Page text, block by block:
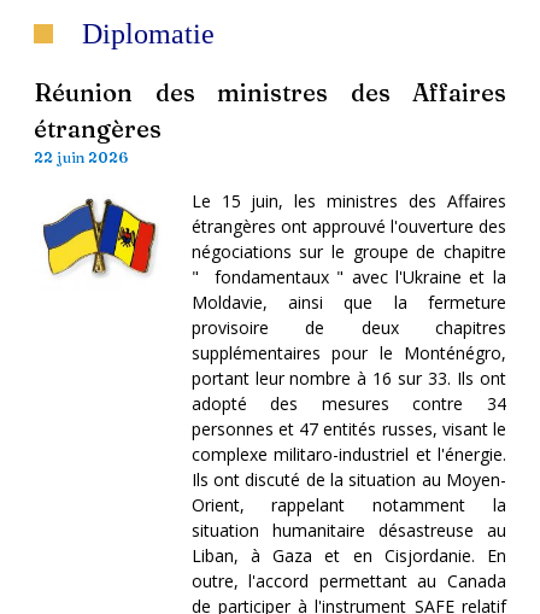
Diplomatie
Réunion des ministres des Affaires
étrangères
22 juin 2026
Le 15 juin, les ministres des Affaires
étrangères ont approuvé l'ouverture des
négociations sur le groupe de chapitre
" fondamentaux " avec l'Ukraine et la
Moldavie, ainsi que la fermeture
provisoire de deux chapitres
supplémentaires pour le Monténégro,
portant leur nombre à 16 sur 33. Ils ont
adopté des mesures contre 34
personnes et 47 entités russes, visant le
complexe militaro-industriel et l'énergie.
Ils ont discuté de la situation au Moyen-
Orient, rappelant notamment la
situation humanitaire désastreuse au
Liban, à Gaza et en Cisjordanie. En
outre, l'accord permettant au Canada
de participer à l'instrument SAFE relatif